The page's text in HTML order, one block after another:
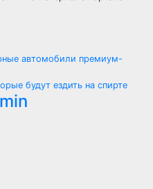
автомобили премиум-
будут ездить на спирте